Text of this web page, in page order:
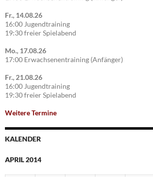
Fr., 14.08.26
16:00 Jugendtraining
19:30 freier Spielabend
Mo., 17.08.26
17:00 Erwachsenentraining (Anfänger)
Fr., 21.08.26
16:00 Jugendtraining
19:30 freier Spielabend
Weitere Termine
KALENDER
APRIL 2014